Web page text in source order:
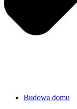
Budowa domu